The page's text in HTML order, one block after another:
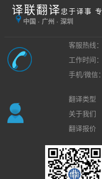
译联翻译 忠于译事
中国 · 广州 · 深圳
客服热线
工作时间
手机/微信
翻译类型
关于我们
翻译报价